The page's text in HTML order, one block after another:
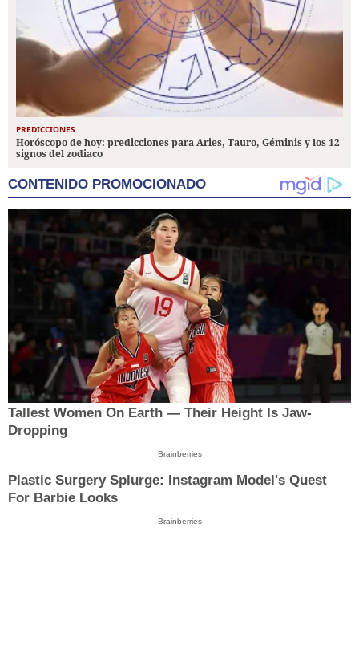
PREDICCIONES
Horóscopo de hoy: predicciones para Aries, Tauro, Géminis y los 12
signos del zodiaco
CONTENIDO PROMOCIONADO
Tallest Women On Earth — Their Height Is Jaw-
Dropping
Brainberries
Plastic Surgery Splurge: Instagram Model's Quest
For Barbie Looks
Brainberries